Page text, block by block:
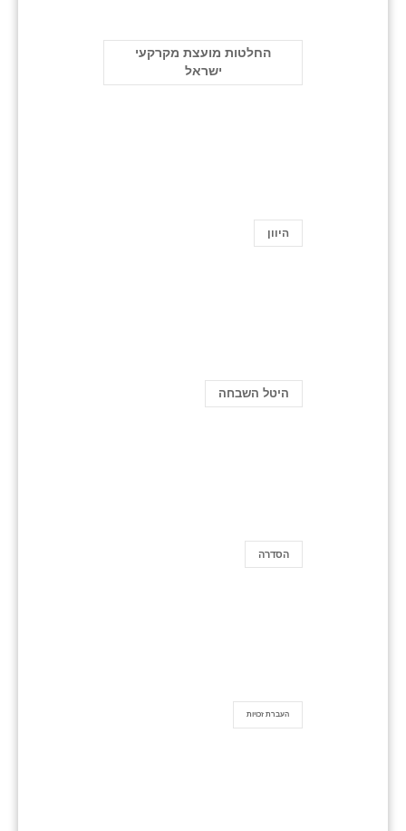
החלטות מועצת מקרקעי
ישראל
היוון
היטל השבחה
הסדרה
העברת זכויות